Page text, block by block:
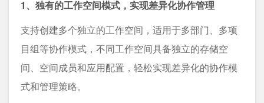
1、独有的工作空间模式，实现差异化协作管理
支持创建多个独立的工作空间，适用于多部门、多项
目组等协作模式，不同工作空间具备独立的存储空
间、空间成员和应用配置，轻松实现差异化的协作模
式和管理策略。